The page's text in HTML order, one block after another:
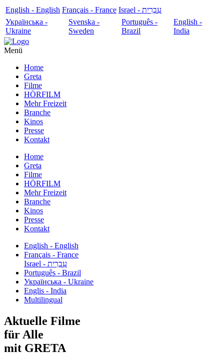
English - English Français - France
עִבְרִית - Israel
Українська -
Ukraine
Svenska -
Sweden
Português -
Brazil
English -
India
Menü
Home
Greta
Filme
HÖRFILM
Mehr Freizeit
Branche
Kinos
Presse
Kontakt
Home
Greta
Filme
HÖRFILM
Mehr Freizeit
Branche
Kinos
Presse
Kontakt
English - English
Français - France
עִבְרִית - Israel
Português - Brazil
Українська - Ukraine
Englis - India
Multilingual
Aktuelle Filme
für Alle
mit GRETA